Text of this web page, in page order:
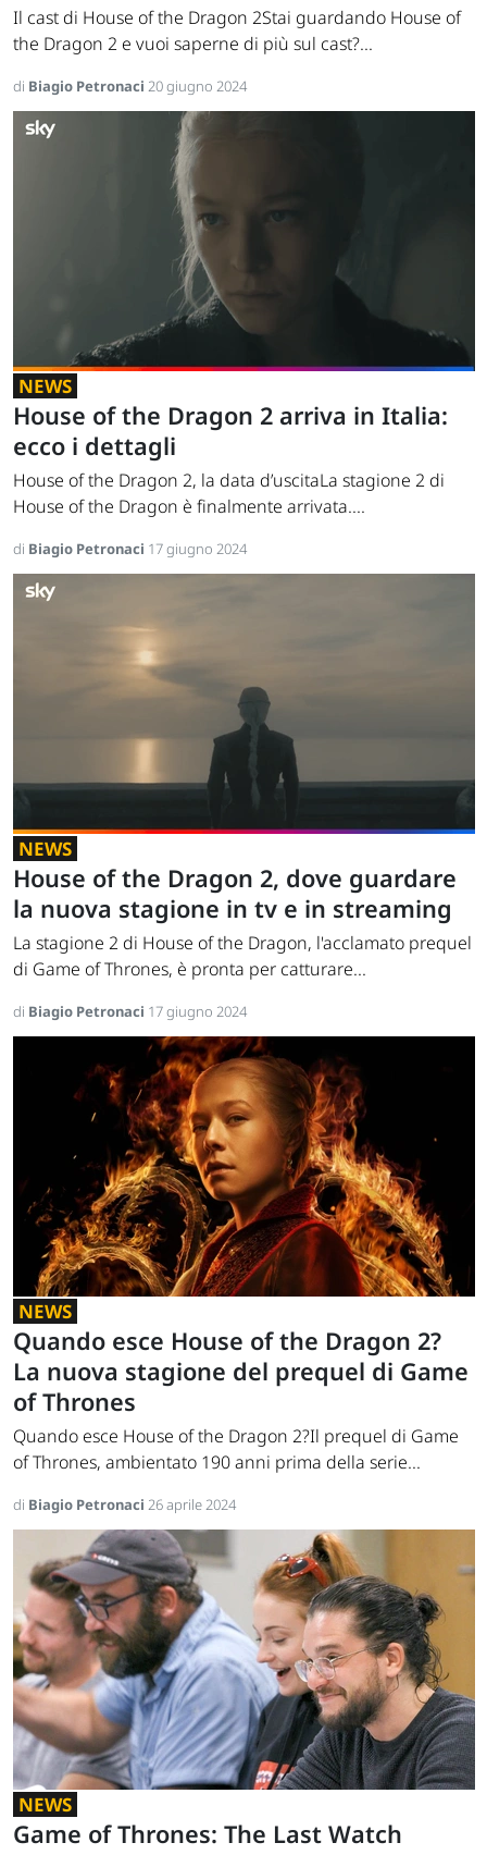
Il cast di House of the Dragon 2Stai guardando House of
the Dragon 2 e vuoi saperne di più sul cast?...
di Biagio Petronaci 20 giugno 2024
NEWS
House of the Dragon 2 arriva in Italia:
ecco i dettagli
House of the Dragon 2, la data d’uscitaLa stagione 2 di
House of the Dragon è finalmente arrivata....
di Biagio Petronaci 17 giugno 2024
NEWS
House of the Dragon 2, dove guardare
la nuova stagione in tv e in streaming
La stagione 2 di House of the Dragon, l'acclamato prequel
di Game of Thrones, è pronta per catturare...
di Biagio Petronaci 17 giugno 2024
NEWS
Quando esce House of the Dragon 2?
La nuova stagione del prequel di Game
of Thrones
Quando esce House of the Dragon 2?Il prequel di Game
of Thrones, ambientato 190 anni prima della serie...
di Biagio Petronaci 26 aprile 2024
NEWS
Game of Thrones: The Last Watch